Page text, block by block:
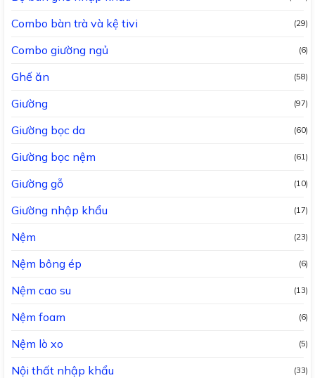
Combo bàn trà và kệ tivi (29)
Combo giường ngủ (6)
Ghế ăn (58)
Giường (97)
Giường bọc da (60)
Giường bọc nệm (61)
Giường gỗ (10)
Giường nhập khẩu (17)
Nệm (23)
Nệm bông ép (6)
Nệm cao su (13)
Nệm foam (6)
Nệm lò xo (5)
Nội thất nhập khẩu (33)